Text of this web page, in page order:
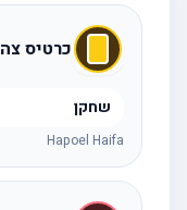
כרטיס צהוב
שחקן
Hapoel Haifa